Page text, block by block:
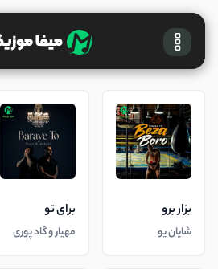
بزار برو
شایان یو
برای تو
مهیار و گاد پوری